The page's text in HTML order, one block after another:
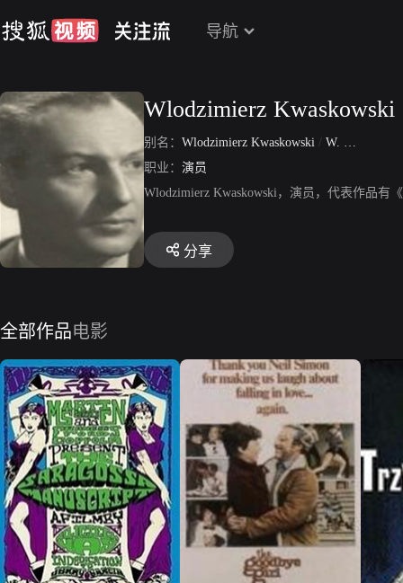
导航
Wlodzimierz Kwaskowski
别名： Wlodzimierz Kwaskowski / W. Kwaskowski
职业： 演员
Wlodzimierz Kwaskowski，演员，代表作品有
分享
全部作品电影